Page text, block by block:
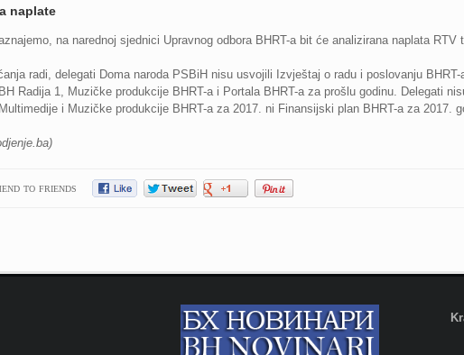
naplate
na narednoj sjednici Upravnog odbora BHRT-a bit će analizirana naplata
radi, delegati Doma naroda PSBiH nisu usvojili Izvještaj o radu i poslovanju
Radija 1, Muzičke produkcije BHRT-a i Portala BHRT-a za prošlu godinu. Delegati
i Muzičke produkcije BHRT-a za 2017. ni Finansijski plan BHRT-a za 2017.
TO FRIENDS